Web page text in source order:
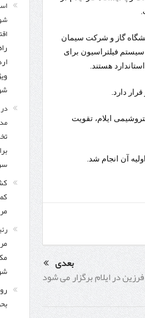
گاز و شرکت سیمان
فیلتراسیون برای
هستند.
ایلام، تقویت
بعدی
در ایلام برگزار می شود